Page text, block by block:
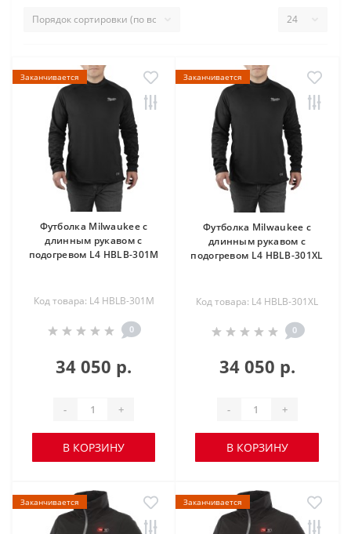
Заканчивается
Футболка Milwaukee с
длинным рукавом с
подогревом L4 HBLB-301M
Код товара: L4 HBLB-301M
0
34 050 р.
- +
В КОРЗИНУ
Заканчивается
Футболка Milwaukee с
длинным рукавом с
подогревом L4 HBLB-301XL
Код товара: L4 HBLB-301XL
0
34 050 р.
- +
В КОРЗИНУ
Заканчивается Заканчивается